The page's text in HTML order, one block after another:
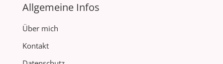
Allgemeine Infos
Über mich
Kontakt